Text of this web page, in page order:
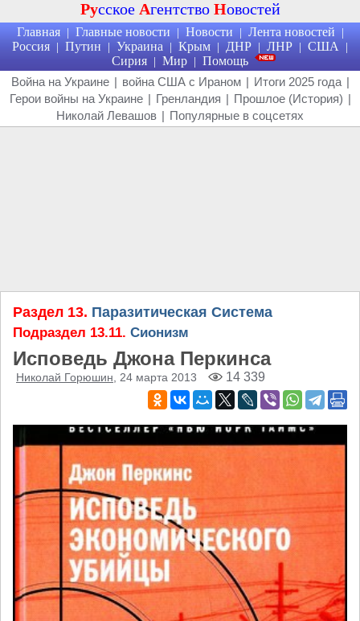
Русское Агентство Новостей
Главная | Главные новости | Новости | Лента новостей |
Россия | Путин | Украина | Крым | ДНР | ЛНР | США |
Сирия | Мир | Помощь
Война на Украине | война США с Ираном | Итоги 2025 года |
Герои войны на Украине | Гренландия | Прошлое (История) |
Николай Левашов | Популярные в соцсетях
Раздел 13. Паразитическая Система
Подраздел 13.11. Сионизм
Исповедь Джона Перкинса
Николай Горюшин , 24 марта 2013 14 339